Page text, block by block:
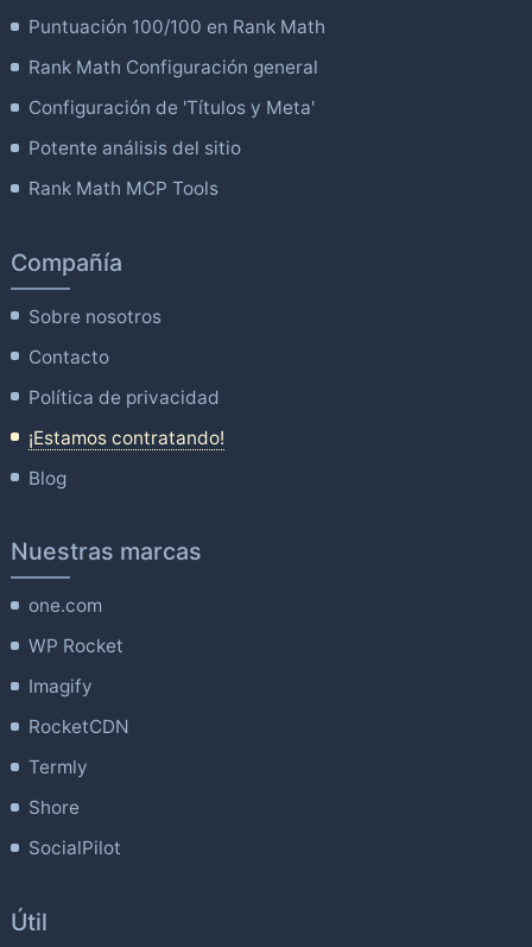
Puntuación 100/100 en Rank Math
Rank Math Configuración general
Configuración de 'Títulos y Meta'
Potente análisis del sitio
Rank Math MCP Tools
Compañía
Sobre nosotros
Contacto
Política de privacidad
¡Estamos contratando!
Blog
Nuestras marcas
one.com
WP Rocket
Imagify
RocketCDN
Termly
Shore
SocialPilot
Útil